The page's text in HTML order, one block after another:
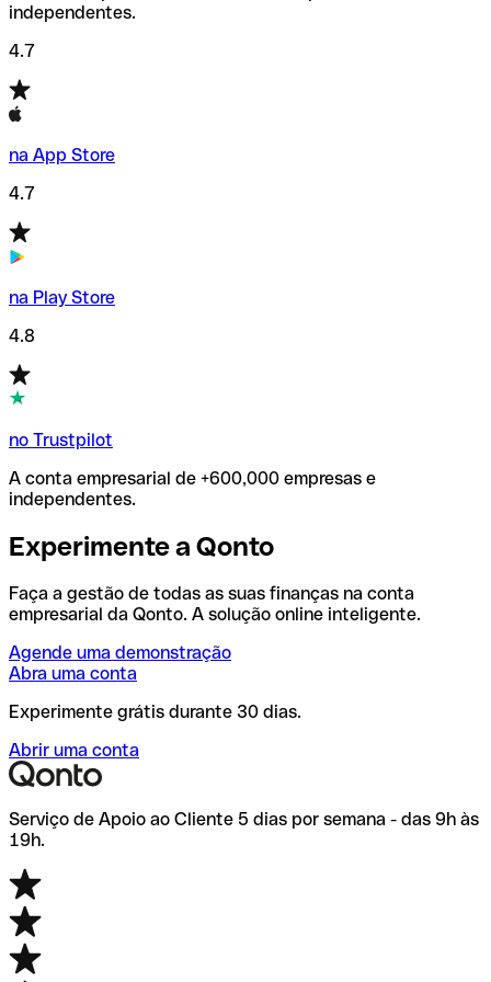
independentes.
4.7
na App Store
4.7
na Play Store
4.8
no Trustpilot
A conta empresarial de +600,000 empresas e
independentes.
Experimente a Qonto
Faça a gestão de todas as suas finanças na conta
empresarial da Qonto. A solução online inteligente.
Agende uma demonstração
Abra uma conta
Experimente grátis durante 30 dias.
Abrir uma conta
Serviço de Apoio ao Cliente 5 dias por semana - das 9h às
19h.